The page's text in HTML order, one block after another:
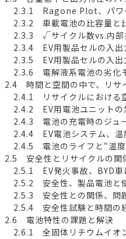
2.3.1 Ragone Plot、パワ
2.3.2 車載電池の比容量と
2.3.3 √サイクル数vs.内
2.3.4 EV用製品セルの入出
2.3.5 EV用製品セルの入出
2.3.6 電解液系電池の劣化
2.4 時間と空間の中で、リサ
2.4.1 リサイクルにおける
2.4.2 EV用電池ユニットの
2.4.3 電池の充電時のジュ
2.4.4 EV電池システム、温
2.4.5 電池のライフと“温度
2.5 安全性とリサイクルの関
2.5.1 EV発火事故、BYD車
2.5.2 安全性、製品電池と
2.5.3 安全性との関係、問
2.5.4 安全性試験と時間の
2.6 電池特性の課題と解決
2.6.1 全固体リチウムイオ